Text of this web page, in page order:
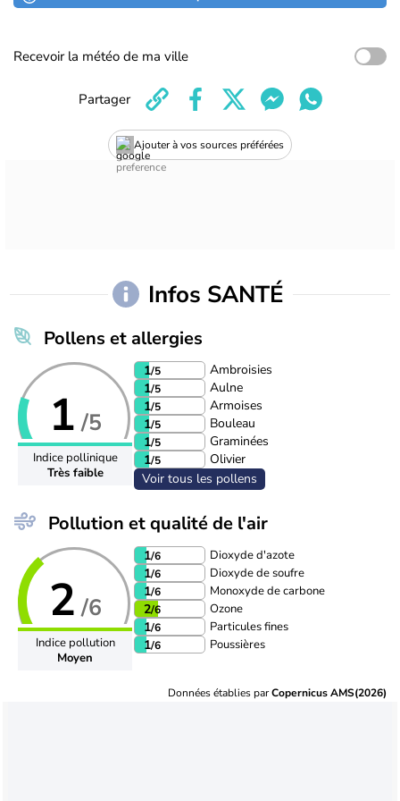
Recevoir la météo de ma ville
Ajouter à vos sources préférées
Partager
Infos SANTÉ
Pollens et allergies
1 /5
Indice pollinique
Très faible
1/5
Ambroisies
1/5
Aulne
1/5
Armoises
1/5
Bouleau
1/5
Graminées
1/5
Olivier
Voir tous les pollens
Pollution et qualité de l'air
2 /6
Indice pollution
Moyen
1/6 Dioxyde d'azote
1/6 Dioxyde de soufre
1/6 Monoxyde de carbone
2/6 Ozone
1/6 Particules fines
1/6 Poussières
Données établies parCopernicus AMS(2026)